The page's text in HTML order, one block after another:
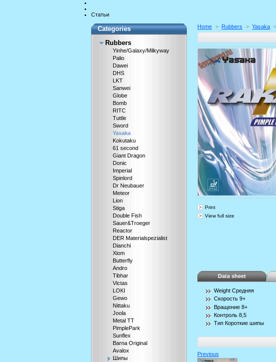
Статьи
Categories
Rubbers
Yinhe/Galaxy/Milkyway
Palio
Dawei
DHS
LKT
Sanwei
Globe
Bomb
RITC
Tuttle
Sword
Yasaka
Kokutaku
61 second
Giant Dragon
Donic
Imperial
Spinlord
Dr Neubauer
Meteor
Lion
Stiga
Double Fish
Sauer&Troeger
Reactor
DER Materialspezialist
Dianchi
Xiom
Butterfly
Andro
Tibhar
Victas
LOKI
Gewo
Nittaku
Joola
Metal TT
PimplePark
Sunflex
Barna Original
Avalox
Шипы
Home > Rubbers > Yasaka >
Print
View full size
Data sheet
Weight Средняя
Скорость 9+
Вращение 8+
Контроль 8,5
Тип Короткие шипы
Previous